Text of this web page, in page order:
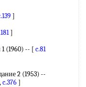
]
]
(1960) -- [ c.81
2 (1953) --
,c.376]